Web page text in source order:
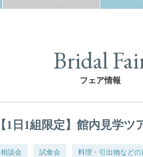
Bridal
フェア情報
【1日1組限定】館内見学
相談会 試食会 料理・引出物などの